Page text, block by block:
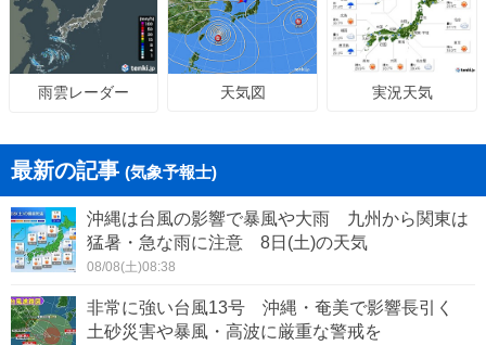
雨雲レーダー 天気図 実況天気
最新の記事 (気象予報士)
沖縄は台風の影響で暴風や大雨 九州から関東は
猛暑・急な雨に注意 8日(土)の天気
08/08(土)08:38
非常に強い台風13号 沖縄・奄美で影響長引く
土砂災害や暴風・高波に厳重な警戒を